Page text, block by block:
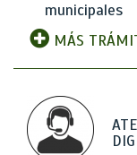
municipales
MÁS